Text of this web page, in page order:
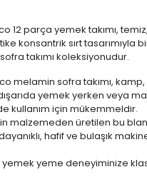
12 parça yemek takımı,
konsantrik sırt tasarımıyla
takımı koleksiyonudur.
melamin sofra takımı,
yemek yerken veya
kullanım için mükemmeldir.
malzemeden üretilen bu
hafif ve bulaşık
yemek yeme deneyiminize